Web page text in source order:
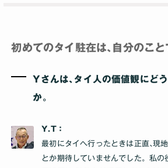
初めてのタイ駐在は､自分のこ
Yさんは､タイ人の価値観にど
か｡
Y.T：
最初にタイへ行ったときは正直､現
とか期待していませんでした。私の